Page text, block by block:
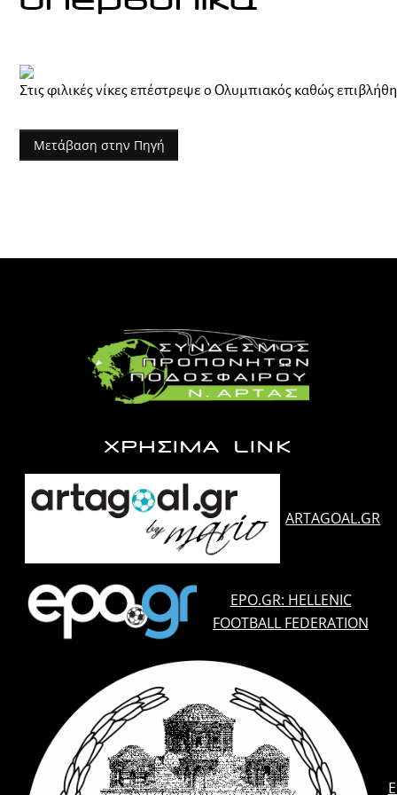
Στις φιλικές νίκες επέστρεψε ο Ολυμπιακός καθώς
Μετάβαση στην Πηγή
ΧΡΗΣΙΜΑ LINK
ARTAGOAL.GR
EPO.GR: HELLENIC
FOOTBALL FEDERATION